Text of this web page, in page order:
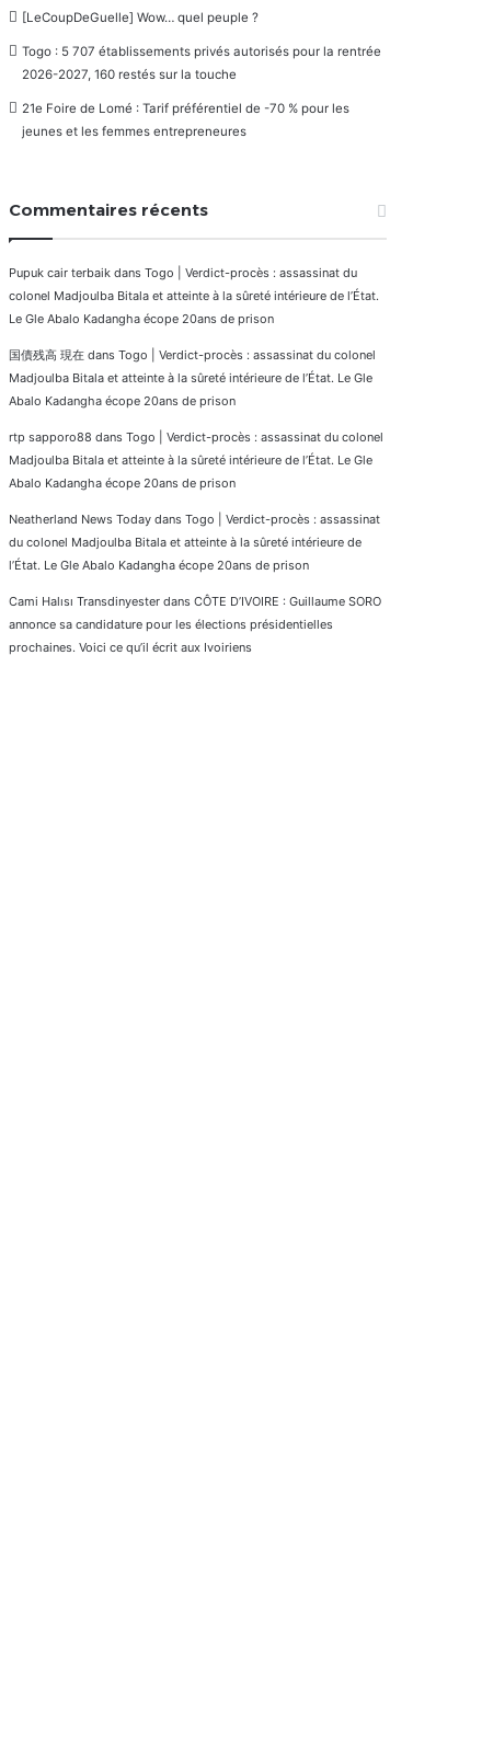
[LeCoupDeGuelle] Wow… quel peuple ?
Togo : 5 707 établissements privés autorisés pour la rentrée
2026-2027, 160 restés sur la touche
21e Foire de Lomé : Tarif préférentiel de -70 % pour les
jeunes et les femmes entrepreneures
Commentaires récents
Pupuk cair terbaik dans Togo | Verdict-procès : assassinat du
colonel Madjoulba Bitala et atteinte à la sûreté intérieure de l’État.
Le Gle Abalo Kadangha écope 20ans de prison
国債残高 現在 dans Togo | Verdict-procès : assassinat du colonel
Madjoulba Bitala et atteinte à la sûreté intérieure de l’État. Le Gle
Abalo Kadangha écope 20ans de prison
rtp sapporo88 dans Togo | Verdict-procès : assassinat du colonel
Madjoulba Bitala et atteinte à la sûreté intérieure de l’État. Le Gle
Abalo Kadangha écope 20ans de prison
Neatherland News Today dans Togo | Verdict-procès : assassinat
du colonel Madjoulba Bitala et atteinte à la sûreté intérieure de
l’État. Le Gle Abalo Kadangha écope 20ans de prison
Cami Halısı Transdinyester dans CÔTE D’IVOIRE : Guillaume SORO
annonce sa candidature pour les élections présidentielles
prochaines. Voici ce qu’il écrit aux Ivoiriens